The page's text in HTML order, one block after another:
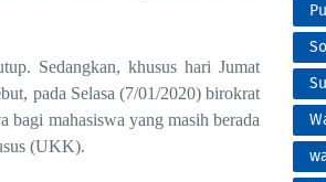
Sedangkan, khusus hari Jumat
pada Selasa (7/01/2020)birokrat
bagi mahasiswa yang masih berada
(UKK).